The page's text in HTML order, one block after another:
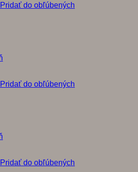
Pridať do obľúbených
Pridať do obľúbených
Pridať do obľúbených